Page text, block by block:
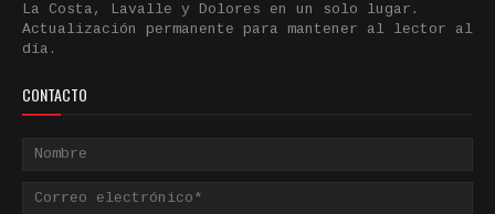
La Costa, Lavalle y Dolores en un solo lugar.
Actualización permanente para mantener al lector al
día.
CONTACTO